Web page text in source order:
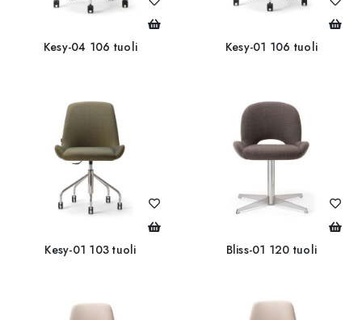
Kesy-04 106 tuoli Kesy-01 106 tuoli
Kesy-01 103 tuoli Bliss-01 120 tuoli